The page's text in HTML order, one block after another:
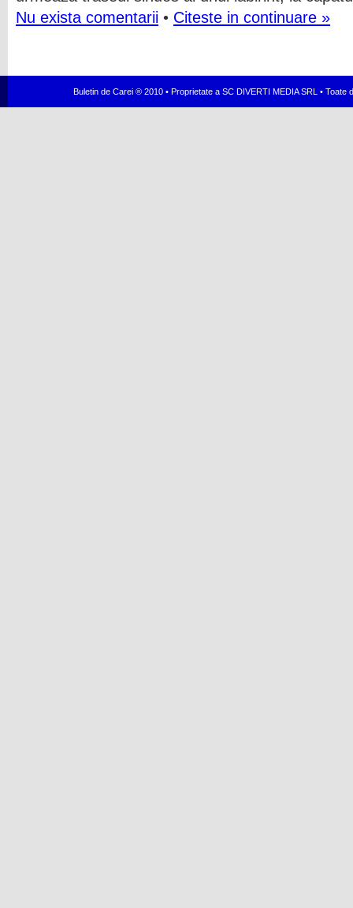
Nu exista comentarii • Citeste in continuare »
Buletin de Carei ® 2010 • Proprietate a SC DIVERTI MEDIA SRL •